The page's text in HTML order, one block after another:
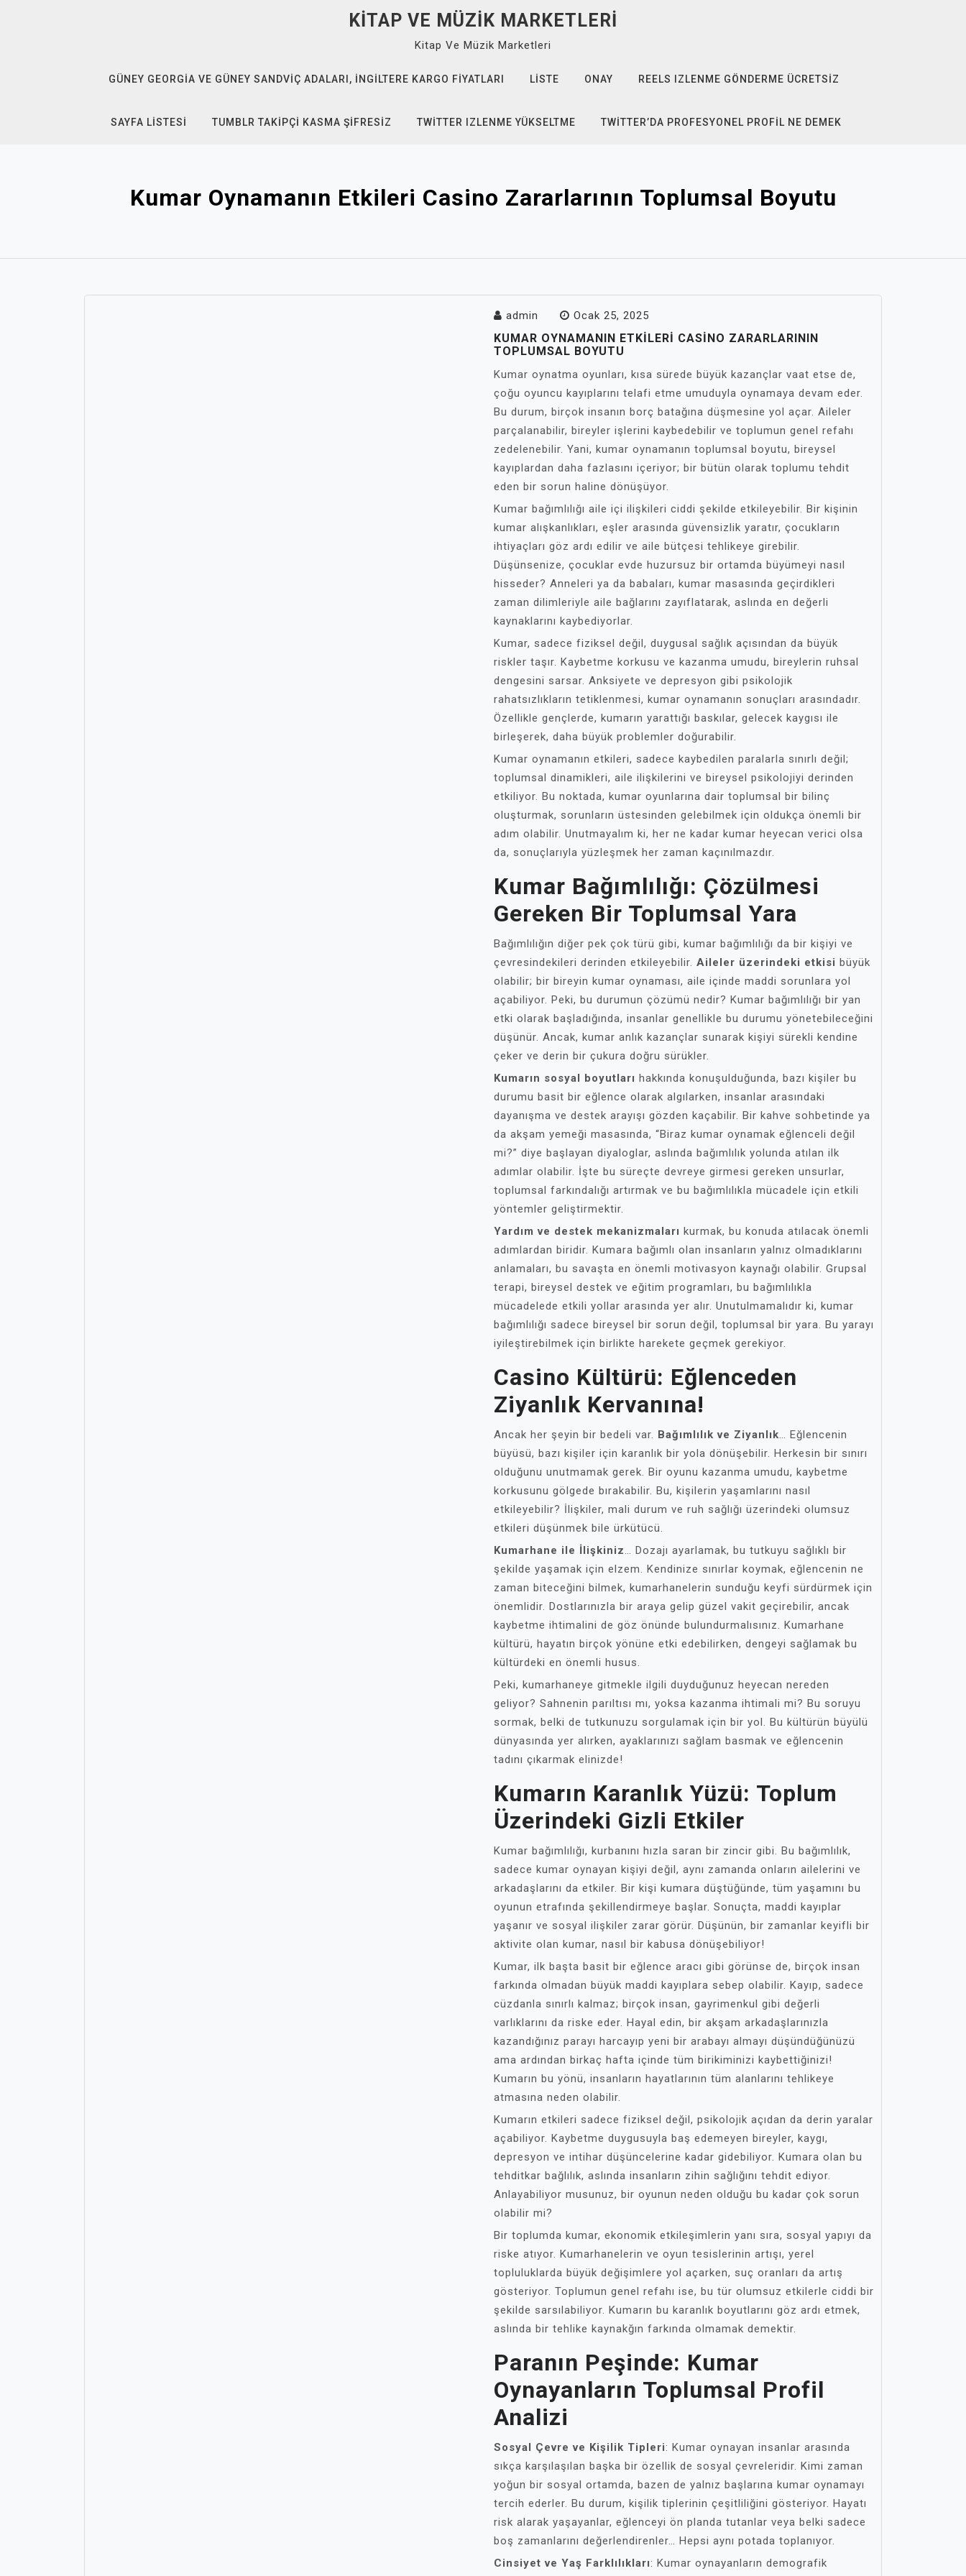
KITAP VE MÜZIK MARKETLERI
Kitap Ve Müzik Marketleri
GÜNEY GEORGIA VE GÜNEY SANDVIÇ ADALARI, İNGILTERE KARGO FIYATLARI LISTE ONAY REELS IZLENME GÖNDERME ÜCRETSIZ
SAYFA LISTESI TUMBLR TAKIPÇI KASMA ŞIFRESIZ TWITTER IZLENME YÜKSELTME TWITTER’DA PROFESYONEL PROFIL NE DEMEK
Kumar Oynamanın Etkileri Casino Zararlarının Toplumsal Boyutu
admin Ocak 25, 2025
KUMAR OYNAMANIN ETKILERI CASINO ZARARLARININ
TOPLUMSAL BOYUTU
Kumar oynatma oyunları, kısa sürede büyük kazançlar vaat etse de,
çoğu oyuncu kayıplarını telafi etme umuduyla oynamaya devam eder.
Bu durum, birçok insanın borç batağına düşmesine yol açar. Aileler
parçalanabilir, bireyler işlerini kaybedebilir ve toplumun genel refahı
zedelenebilir. Yani, kumar oynamanın toplumsal boyutu, bireysel
kayıplardan daha fazlasını içeriyor; bir bütün olarak toplumu tehdit
eden bir sorun haline dönüşüyor.
Kumar bağımlılığı aile içi ilişkileri ciddi şekilde etkileyebilir. Bir kişinin
kumar alışkanlıkları, eşler arasında güvensizlik yaratır, çocukların
ihtiyaçları göz ardı edilir ve aile bütçesi tehlikeye girebilir.
Düşünsenize, çocuklar evde huzursuz bir ortamda büyümeyi nasıl
hisseder? Anneleri ya da babaları, kumar masasında geçirdikleri
zaman dilimleriyle aile bağlarını zayıflatarak, aslında en değerli
kaynaklarını kaybediyorlar.
Kumar, sadece fiziksel değil, duygusal sağlık açısından da büyük
riskler taşır. Kaybetme korkusu ve kazanma umudu, bireylerin ruhsal
dengesini sarsar. Anksiyete ve depresyon gibi psikolojik
rahatsızlıkların tetiklenmesi, kumar oynamanın sonuçları arasındadır.
Özellikle gençlerde, kumarın yarattığı baskılar, gelecek kaygısı ile
birleşerek, daha büyük problemler doğurabilir.
Kumar oynamanın etkileri, sadece kaybedilen paralarla sınırlı değil;
toplumsal dinamikleri, aile ilişkilerini ve bireysel psikolojiyi derinden
etkiliyor. Bu noktada, kumar oyunlarına dair toplumsal bir bilinç
oluşturmak, sorunların üstesinden gelebilmek için oldukça önemli bir
adım olabilir. Unutmayalım ki, her ne kadar kumar heyecan verici olsa
da, sonuçlarıyla yüzleşmek her zaman kaçınılmazdır.
Kumar Bağımlılığı: Çözülmesi
Gereken Bir Toplumsal Yara
Bağımlılığın diğer pek çok türü gibi, kumar bağımlılığı da bir kişiyi ve
çevresindekileri derinden etkileyebilir. Aileler üzerindeki etkisi büyük
olabilir; bir bireyin kumar oynaması, aile içinde maddi sorunlara yol
açabiliyor. Peki, bu durumun çözümü nedir? Kumar bağımlılığı bir yan
etki olarak başladığında, insanlar genellikle bu durumu yönetebileceğini
düşünür. Ancak, kumar anlık kazançlar sunarak kişiyi sürekli kendine
çeker ve derin bir çukura doğru sürükler.
Kumarın sosyal boyutları hakkında konuşulduğunda, bazı kişiler bu
durumu basit bir eğlence olarak algılarken, insanlar arasındaki
dayanışma ve destek arayışı gözden kaçabilir. Bir kahve sohbetinde ya
da akşam yemeği masasında, “Biraz kumar oynamak eğlenceli değil
mi?” diye başlayan diyaloglar, aslında bağımlılık yolunda atılan ilk
adımlar olabilir. İşte bu süreçte devreye girmesi gereken unsurlar,
toplumsal farkındalığı artırmak ve bu bağımlılıkla mücadele için etkili
yöntemler geliştirmektir.
Yardım ve destek mekanizmaları kurmak, bu konuda atılacak önemli
adımlardan biridir. Kumara bağımlı olan insanların yalnız olmadıklarını
anlamaları, bu savaşta en önemli motivasyon kaynağı olabilir. Grupsal
terapi, bireysel destek ve eğitim programları, bu bağımlılıkla
mücadelede etkili yollar arasında yer alır. Unutulmamalıdır ki, kumar
bağımlılığı sadece bireysel bir sorun değil, toplumsal bir yara. Bu yarayı
iyileştirebilmek için birlikte harekete geçmek gerekiyor.
Casino Kültürü: Eğlenceden
Ziyanlık Kervanına!
Ancak her şeyin bir bedeli var. Bağımlılık ve Ziyanlık… Eğlencenin
büyüsü, bazı kişiler için karanlık bir yola dönüşebilir. Herkesin bir sınırı
olduğunu unutmamak gerek. Bir oyunu kazanma umudu, kaybetme
korkusunu gölgede bırakabilir. Bu, kişilerin yaşamlarını nasıl
etkileyebilir? İlişkiler, mali durum ve ruh sağlığı üzerindeki olumsuz
etkileri düşünmek bile ürkütücü.
Kumarhane ile İlişkiniz… Dozajı ayarlamak, bu tutkuyu sağlıklı bir
şekilde yaşamak için elzem. Kendinize sınırlar koymak, eğlencenin ne
zaman biteceğini bilmek, kumarhanelerin sunduğu keyfi sürdürmek için
önemlidir. Dostlarınızla bir araya gelip güzel vakit geçirebilir, ancak
kaybetme ihtimalini de göz önünde bulundurmalısınız. Kumarhane
kültürü, hayatın birçok yönüne etki edebilirken, dengeyi sağlamak bu
kültürdeki en önemli husus.
Peki, kumarhaneye gitmekle ilgili duyduğunuz heyecan nereden
geliyor? Sahnenin parıltısı mı, yoksa kazanma ihtimali mi? Bu soruyu
sormak, belki de tutkunuzu sorgulamak için bir yol. Bu kültürün büyülü
dünyasında yer alırken, ayaklarınızı sağlam basmak ve eğlencenin
tadını çıkarmak elinizde!
Kumarın Karanlık Yüzü: Toplum
Üzerindeki Gizli Etkiler
Kumar bağımlılığı, kurbanını hızla saran bir zincir gibi. Bu bağımlılık,
sadece kumar oynayan kişiyi değil, aynı zamanda onların ailelerini ve
arkadaşlarını da etkiler. Bir kişi kumara düştüğünde, tüm yaşamını bu
oyunun etrafında şekillendirmeye başlar. Sonuçta, maddi kayıplar
yaşanır ve sosyal ilişkiler zarar görür. Düşünün, bir zamanlar keyifli bir
aktivite olan kumar, nasıl bir kabusa dönüşebiliyor!
Kumar, ilk başta basit bir eğlence aracı gibi görünse de, birçok insan
farkında olmadan büyük maddi kayıplara sebep olabilir. Kayıp, sadece
cüzdanla sınırlı kalmaz; birçok insan, gayrimenkul gibi değerli
varlıklarını da riske eder. Hayal edin, bir akşam arkadaşlarınızla
kazandığınız parayı harcayıp yeni bir arabayı almayı düşündüğünüzü
ama ardından birkaç hafta içinde tüm birikiminizi kaybettiğinizi!
Kumarın bu yönü, insanların hayatlarının tüm alanlarını tehlikeye
atmasına neden olabilir.
Kumarın etkileri sadece fiziksel değil, psikolojik açıdan da derin yaralar
açabiliyor. Kaybetme duygusuyla baş edemeyen bireyler, kaygı,
depresyon ve intihar düşüncelerine kadar gidebiliyor. Kumara olan bu
tehditkar bağlılık, aslında insanların zihin sağlığını tehdit ediyor.
Anlayabiliyor musunuz, bir oyunun neden olduğu bu kadar çok sorun
olabilir mi?
Bir toplumda kumar, ekonomik etkileşimlerin yanı sıra, sosyal yapıyı da
riske atıyor. Kumarhanelerin ve oyun tesislerinin artışı, yerel
topluluklarda büyük değişimlere yol açarken, suç oranları da artış
gösteriyor. Toplumun genel refahı ise, bu tür olumsuz etkilerle ciddi bir
şekilde sarsılabiliyor. Kumarın bu karanlık boyutlarını göz ardı etmek,
aslında bir tehlike kaynakğın farkında olmamak demektir.
Paranın Peşinde: Kumar
Oynayanların Toplumsal Profil
Analizi
Sosyal Çevre ve Kişilik Tipleri: Kumar oynayan insanlar arasında
sıkça karşılaşılan başka bir özellik de sosyal çevreleridir. Kimi zaman
yoğun bir sosyal ortamda, bazen de yalnız başlarına kumar oynamayı
tercih ederler. Bu durum, kişilik tiplerinin çeşitliliğini gösteriyor. Hayatı
risk alarak yaşayanlar, eğlenceyi ön planda tutanlar veya belki sadece
boş zamanlarını değerlendirenler… Hepsi aynı potada toplanıyor.
Cinsiyet ve Yaş Farklılıkları: Kumar oynayanların demografik